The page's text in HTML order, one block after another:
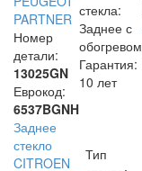
PARTNER
Номер
детали:
13025GN
Еврокод:
6537BGNH
стекла:
Заднее с
обогревом
Гарантия:
10 лет
Заднее
стекло
CITROEN
Тип